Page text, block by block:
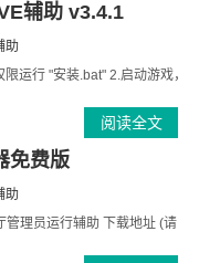
辅助 v3.4.1
助
运行 "安装.bat" 2.启动游戏，
阅读全文
免费版
助
管理员运行辅助 下载地址 (请